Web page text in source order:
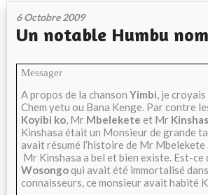
6 Octobre 2009
Un notable Humbu
Messager
A propos de la chanson Yimbi, je
Chem yetu ou Bana Kenge. Par contre
Koyibi ko, Mr Mbelekete et Mr
Kinshasa était un Monsieur de grande
avait résumé l’histoire de Mr
Mr Kinshasa a bel et bien existe. Est-
Wosongoqui avait été immortalisé
connaisseurs, ce monsieur avait habité